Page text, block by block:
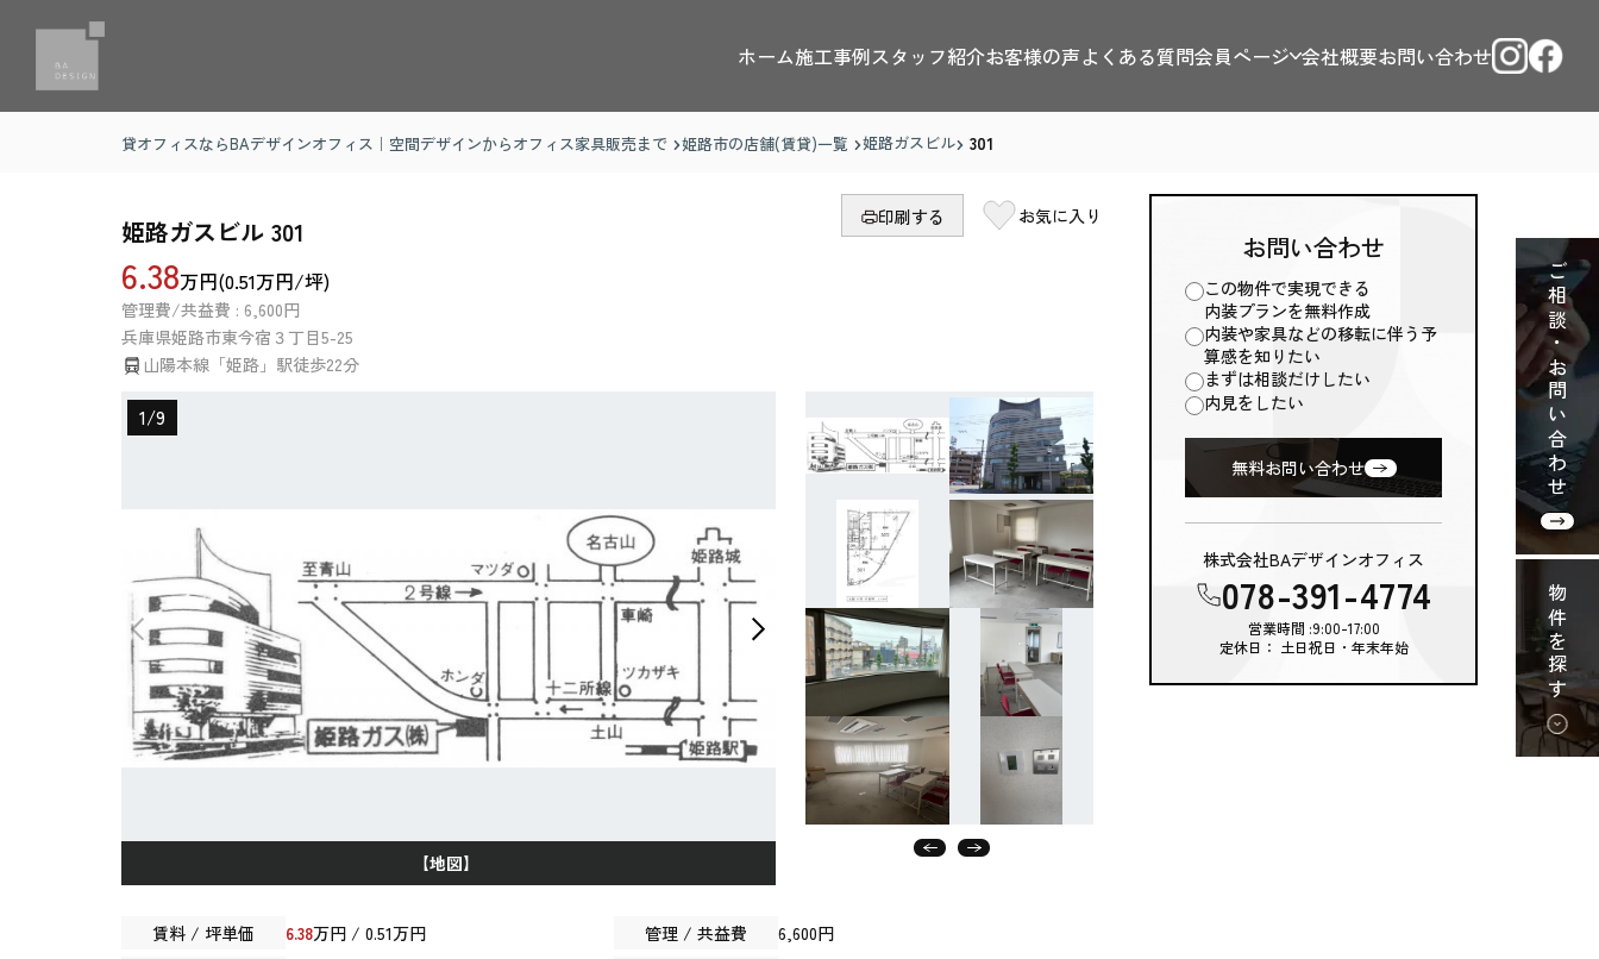
ホーム施工事例スタッフ紹介お客様の声よくある質問会員ページ 会社概要お問い合わせ
ご相談・お問い合わせ
物件を探す
貸オフィスならBAデザインオフィス｜空間デザインからオフィス家具販売まで 姫路市の店舗(賃貸)一覧 姫路ガスビル 301
姫路ガスビル 301
6.38万円(0.51万円/坪)
管理費/共益費 : 6,600円
兵庫県姫路市東今宿 ３丁目5-25
山陽本線「姫路」駅徒歩22分
印刷する お気に入り
1/9
【地図】
賃料 / 坪単価 6.38万円 / 0.51万円
管理 / 共益費
6,600円
お問い合わせ
この物件で実現できる
内装プランを無料作成
内装や家具などの移転に伴う予
算感を知りたい
まずは相談だけしたい
内見をしたい
無料お問い合わせ
株式会社BAデザインオフィス
078-391-4774
営業時間 :9:00-17:00
定休日： 土日祝日・年末年始